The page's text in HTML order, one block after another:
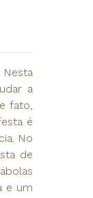
a
fato,
é
No
de
e um